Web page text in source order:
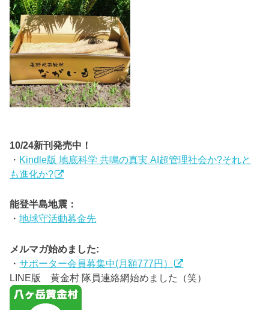
10/24新刊発売中！
・ Kindle版 地底科学 共鳴の真実 AI超管理社会か?それと
も進化か?
能登半島地震：
・地球守活動募金先
メルマガ始めました:
・サポーター会員募集中(月額777円）
LINE版 黄金村 隊員連絡網始めました（笑）